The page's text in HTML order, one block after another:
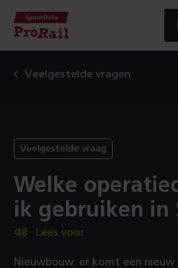
Navigatie
Homepage
ProRail
Veelgestelde vragen
Welke
ik gebruiken in
Veelgestelde vraag
Lees voor
Nieuwbouw: er komt een